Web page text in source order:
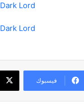
Lord'
Lord'
فيسبوك